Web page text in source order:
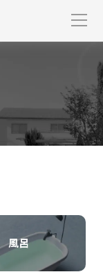
風呂